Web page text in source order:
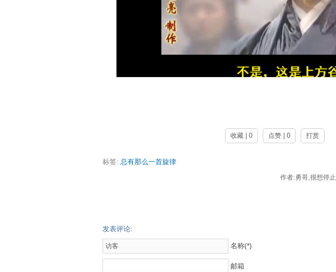
收藏 | 0 点赞 | 0 打赏
标签: 总有那么一首旋律
作者:勇哥,很想停止
发表评论:
名称(*)
邮箱